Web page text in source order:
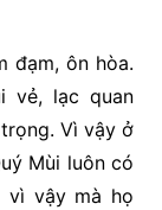
đạm, ôn hòa.
vẻ, lạc quan
Vì vậy ở
Mùi luôn có
vì vậy mà họ